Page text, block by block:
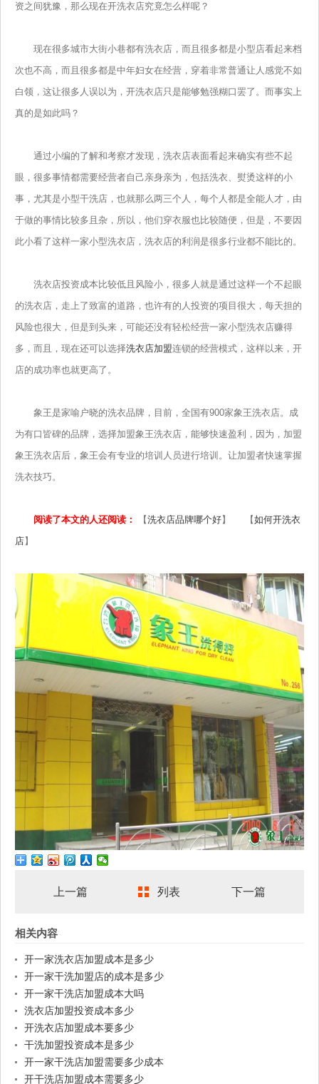
资之间犹豫，那么现在开洗衣店究竟怎么样呢？
现在很多城市大街小巷都有洗衣店，而且很多都是小型店看起来档
次也不高，而且很多都是中年妇女在经营，穿着非常普通让人感觉不如
白领，这让很多人误以为，开洗衣店只是能够勉强糊口罢了。而事实上
真的是如此吗？
通过小编的了解和考察才发现，洗衣店表面看起来确实有些不起
眼，很多事情都需要经营者自己亲身亲为，包括洗衣、熨烫这样的小
事，尤其是小型干洗店，也就那么两三个人，每个人都是全能人才，由
于做的事情比较多且杂，所以，他们穿衣服也比较随便，但是，不要因
此小看了这样一家小型洗衣店，洗衣店的利润是很多行业都不能比的。
洗衣店投资成本比较低且风险小，很多人就是通过这样一个不起眼
的洗衣店，走上了致富的道路，也许有的人投资的项目很大，每天担的
风险也很大，但是到头来，可能还没有轻松经营一家小型洗衣店赚得
多，而且，现在还可以选择洗衣店加盟连锁的经营模式，这样以来，开
店的成功率也就更高了。
象王是家喻户晓的洗衣品牌，目前，全国有900家象王洗衣店。成
为有口皆碑的品牌，选择加盟象王洗衣店，能够快速盈利，因为，加盟
象王洗衣店后，象王会有专业的培训人员进行培训。让加盟者快速掌握
洗衣技巧。
阅读了本文的人还阅读： 【洗衣店品牌哪个好】 【如何开洗衣
店】
上一篇 列表 下一篇
相关内容
开一家洗衣店加盟成本是多少
开一家干洗加盟店的成本是多少
开一家干洗店加盟成本大吗
洗衣店加盟投资成本多少
开洗衣店加盟成本要多少
干洗加盟投资成本是多少
开一家干洗店加盟需要多少成本
开干洗店加盟成本需要多少